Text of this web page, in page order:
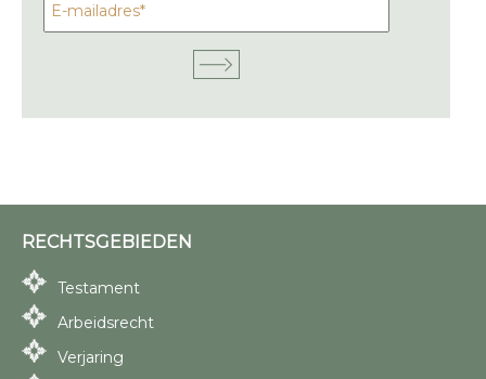
RECHTSGEBIEDEN
Testament
Arbeidsrecht
Verjaring